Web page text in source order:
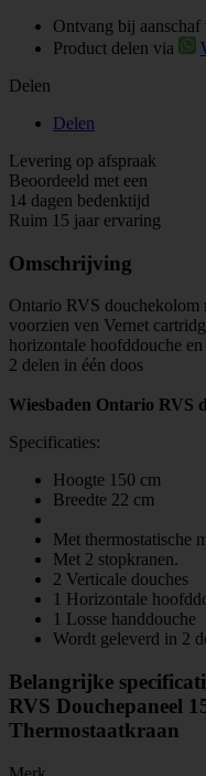
Ontvang bij
Product delen via
Delen
Delen
Levering op afspraak
Beoordeeld met een
14 dagen bedenktijd
Ruim 15 jaar ervaring
Omschrijving
Ontario RVS douchekolom
voorzien ven Vernet
horizontale hoofddouche
2 delen in één doos
Wiesbaden Ontario RVS
Specificaties:
Hoogte 150 cm
Breedte 22 cm
Met thermostatische
Met 2 stopkranen.
2 Verticale douches
1 Horizontale
1 Losse handdouche
Wordt geleverd in 2
Belangrijke
RVS Douchepaneel
Thermostaatkraan